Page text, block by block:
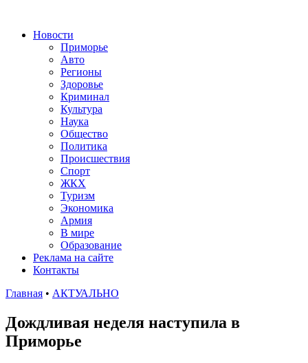
Новости
Приморье
Авто
Регионы
Здоровье
Криминал
Культура
Наука
Общество
Политика
Происшествия
Спорт
ЖКХ
Туризм
Экономика
Армия
В мире
Образование
Реклама на сайте
Контакты
Главная • АКТУАЛЬНО
Дождливая неделя наступила в
Приморье